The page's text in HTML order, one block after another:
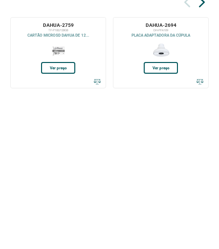
DAHUA-2759
TF-P100/128GB
CARTÃO MICROSD DAHUA DE 12...
Ver preço
DAHUA-2694
DH-PFA109
PLACA ADAPTADORA DA CÚPULA
Ver preço